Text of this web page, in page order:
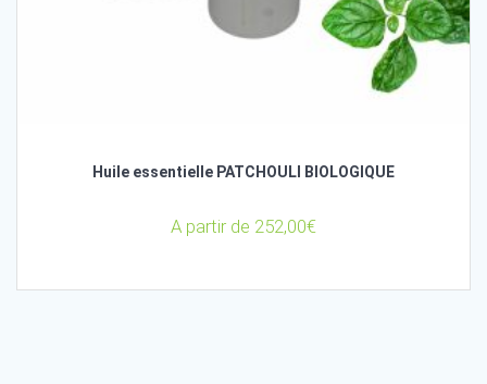
Huile essentielle PATCHOULI BIOLOGIQUE
A partir de 252,00€